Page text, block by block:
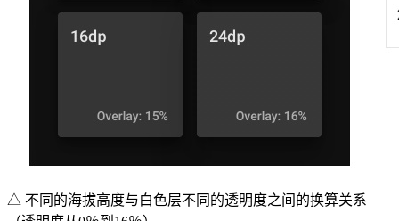
△ 不同的海拔高度与白色层不同的透明度之间的换算关系